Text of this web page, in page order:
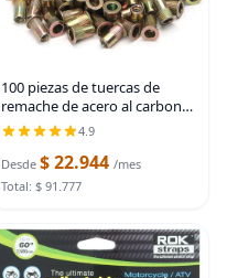
100 piezas de tuercas de
remache de acero al carbono
SAE 1/4-20 Tuercas de
remache roscadas Kit de
insertos Nutsert Rivnuts
Woopais
4.9
Desde $ 22.944 /mes
Total: $ 91.777